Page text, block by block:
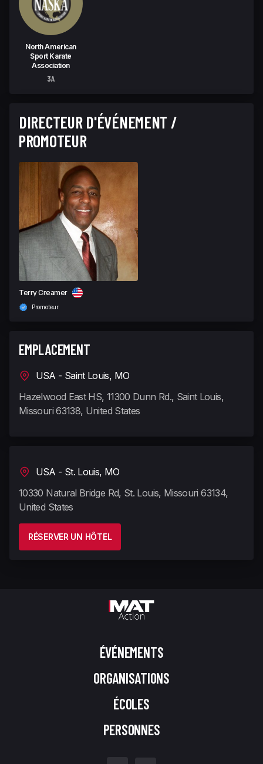
North American
Sport Karate
Association
3A
DIRECTEUR D'ÉVÉNEMENT /
PROMOTEUR
Terry Creamer
Promoteur
EMPLACEMENT
USA - Saint Louis, MO
Hazelwood East HS, 11300 Dunn Rd., Saint Louis,
Missouri 63138, United States
USA - St. Louis, MO
10330 Natural Bridge Rd, St. Louis, Missouri 63134,
United States
RÉSERVER UN HÔTEL
ÉVÉNEMENTS
ORGANISATIONS
ÉCOLES
PERSONNES